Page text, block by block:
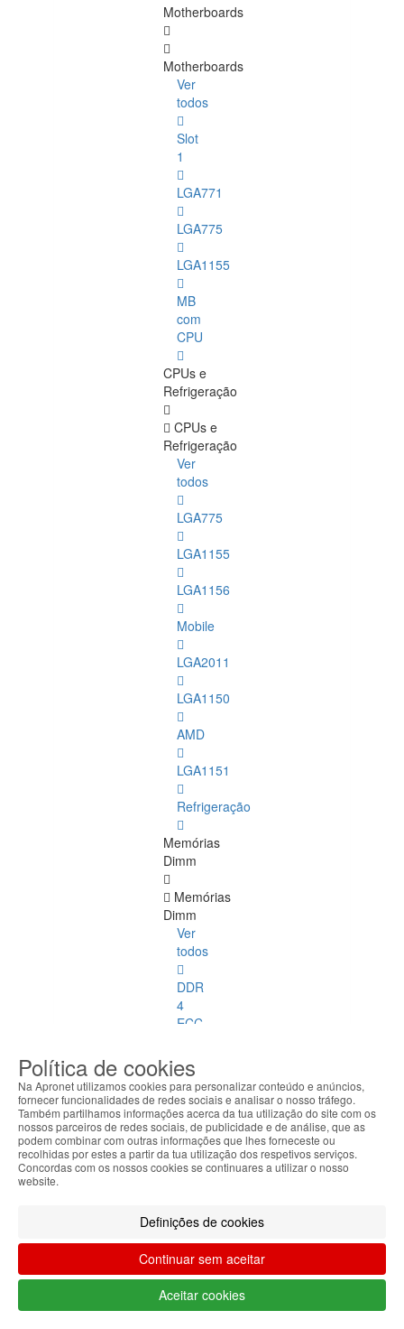
Motherboards
Motherboards
Ver
todos
Slot
1
LGA771
LGA775
LGA1155
MB
com
CPU
CPUs e
Refrigeração
CPUs e
Refrigeração
Ver
todos
LGA775
LGA1155
LGA1156
Mobile
LGA2011
LGA1150
AMD
LGA1151
Refrigeração
Memórias
Dimm
Memórias
Dimm
Ver
todos
DDR
4
ECC
1
DDR
2
DDR
DDR
4
DDR
2
ECC
Política de cookies
Na Apronet utilizamos cookies para personalizar conteúdo e anúncios,
fornecer funcionalidades de redes sociais e analisar o nosso tráfego.
Também partilhamos informações acerca da tua utilização do site com os
nossos parceiros de redes sociais, de publicidade e de análise, que as
podem combinar com outras informações que lhes forneceste ou
recolhidas por estes a partir da tua utilização dos respetivos serviços.
Concordas com os nossos cookies se continuares a utilizar o nosso
website.
Definições de cookies
Continuar sem aceitar
Aceitar cookies